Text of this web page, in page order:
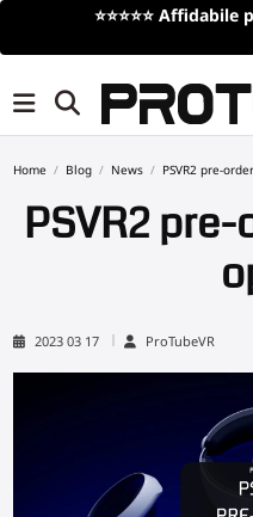
⭐⭐⭐⭐⭐ Affidabile
Home Blog News PSVR2 pre-
PSVR2
2023 03 17 ProTubeVR